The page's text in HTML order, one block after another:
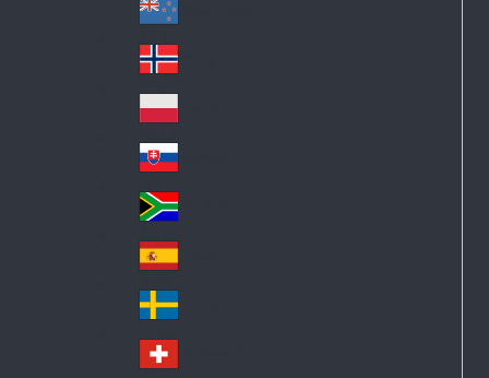
me
ric
a
the
rla
nd
s
Ne
w
Ze
ala
nd
No
rw
ay
Pol
an
d
Slo
va
kia
So
uth
Af
ric
a
Sp
ain
Sw
ed